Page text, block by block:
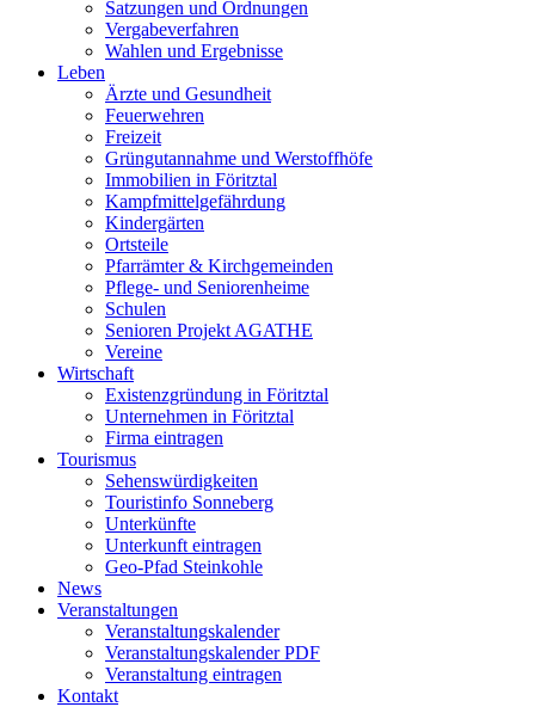
Satzungen und Ordnungen
Vergabeverfahren
Wahlen und Ergebnisse
Leben
Ärzte und Gesundheit
Feuerwehren
Freizeit
Grüngutannahme und Werstoffhöfe
Immobilien in Föritztal
Kampfmittelgefährdung
Kindergärten
Ortsteile
Pfarrämter & Kirchgemeinden
Pflege- und Seniorenheime
Schulen
Senioren Projekt AGATHE
Vereine
Wirtschaft
Existenzgründung in Föritztal
Unternehmen in Föritztal
Firma eintragen
Tourismus
Sehenswürdigkeiten
Touristinfo Sonneberg
Unterkünfte
Unterkunft eintragen
Geo-Pfad Steinkohle
News
Veranstaltungen
Veranstaltungskalender
Veranstaltungskalender PDF
Veranstaltung eintragen
Kontakt